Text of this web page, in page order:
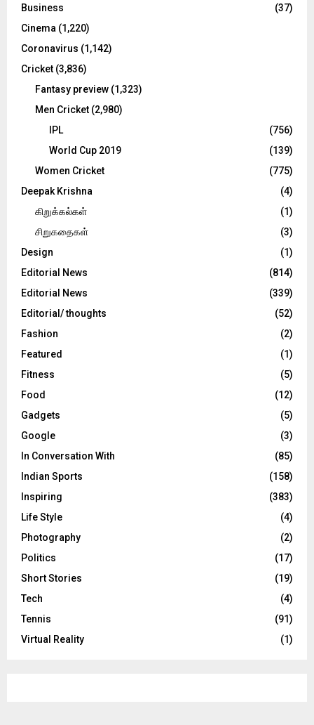
C
Business
(37)
Cinema (1,220)
Coronavirus (1,142)
Cricket (3,836)
Fantasy preview (1,323)
Men Cricket (2,980)
IPL
(756)
World Cup 2019
(139)
Women Cricket
(775)
Deepak Krishna
(4)
கிறுக்கல்கள்
(1)
சிறுகதைகள்
(3)
Design
(1)
Editorial News
(814)
Editorial News
(339)
Editorial/ thoughts
(52)
Fashion
(2)
Featured
(1)
Fitness
(5)
Food
(12)
Gadgets
(5)
Google
(3)
In Conversation With
(85)
Indian Sports
(158)
Inspiring
(383)
Life Style
(4)
Photography
(2)
Politics
(17)
Short Stories
(19)
Tech
(4)
Tennis
(91)
Virtual Reality
(1)